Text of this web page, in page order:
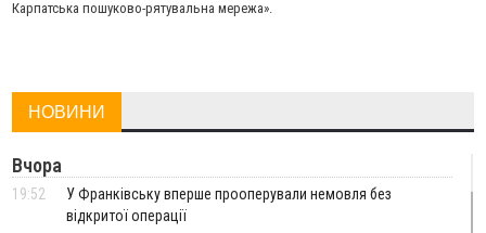
Карпатська пошуково-рятувальна мережа».
НОВИНИ
Вчора
19:52
У Франківську вперше прооперували немовля без
відкритої операції